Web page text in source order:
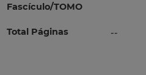
Fascículo/TOMO
Total Páginas --